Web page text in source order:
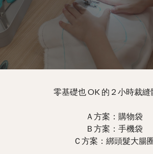
零基礎也OK 的２小時裁縫
Ａ 方案 ： 購物袋
Ｂ 方案 ： 手機袋
Ｃ 方案： 綁頭髮大腸